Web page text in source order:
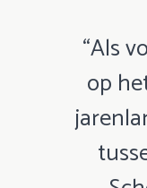
“Als
op